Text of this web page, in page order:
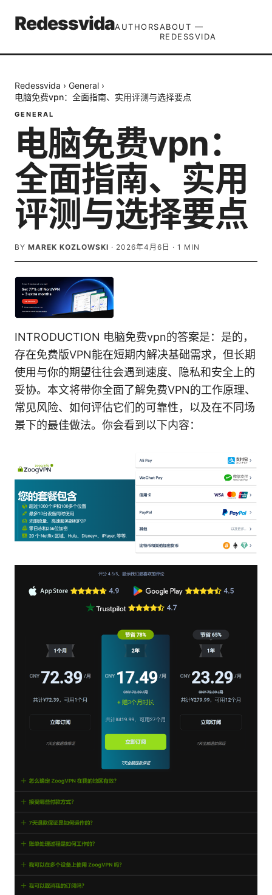
RedessvidaAUTHORSABOUT —
REDESSVIDA
Redessvida › General ›
电脑免费vpn：全面指南、实用评测与选择要点
GENERAL
电脑免费vpn：
全面指南、实用
评测与选择要点
BY MAREK KOZLOWSKI · 2026年4月6日 · 1 MIN
INTRODUCTION 电脑免费vpn的答案是：是的，
存在免费版VPN能在短期内解决基础需求，但长期
使用与你的期望往往会遇到速度、隐私和安全上的
妥协。本文将带你全面了解免费VPN的工作原理、
常见风险、如何评估它们的可靠性，以及在不同场
景下的最佳做法。你会看到以下内容：